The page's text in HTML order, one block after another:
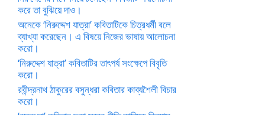
করে তা বুঝিয়ে দাও।
অনেকে ‘নিরুদ্দেশ যাত্রা’ কবিতাটিকে চিত্রধর্মী বলে
ব্যাখ্যা করেছেন। এ বিষয়ে নিজের ভাষায় আলোচনা
করো।
‘নিরুদ্দেশ যাত্রা’ কবিতাটির তাৎপর্য সংক্ষেপে বিবৃতি
করো।
রবীন্দ্রনাথ ঠাকুরের বসুন্ধরা কবিতার কাব্যশৈলী বিচার
করো।